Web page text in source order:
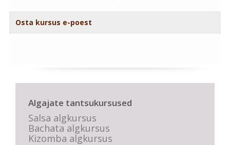
Osta kursus e-poest
Algajate tantsukursused
Salsa algkursus
Bachata algkursus
Kizomba algkursus